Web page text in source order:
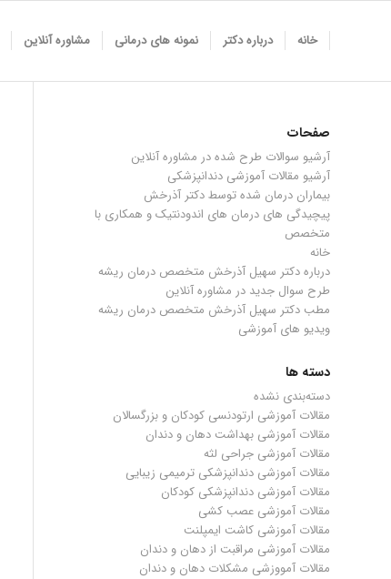
خانه درباره دکتر نمونه های درمانی مشاوره آنلاین
صفحات
آرشیو سوالات طرح شده در مشاوره آنلاین
آرشیو مقالات آموزشی دندانپزشکی
بيماران درمان شده توسط دكتر آذرخش
پیچیدگی های درمان های اندودنتیک و همکاری با
متخصص
خانه
درباره دکتر سهیل آذرخش متخصص درمان ریشه
طرح سوال جدید در مشاوره آنلاین
مطب دکتر سهیل آذرخش متخصص درمان ریشه
ویدیو های آموزشی
دسته ها
دسته‌بندی نشده
مقالات آموزشی ارتودنسی کودکان و بزرگسالان
مقالات آموزشی بهداشت دهان و دندان
مقالات آموزشی جراحی لثه
مقالات آموزشی دندانپزشکی ترمیمی زیبایی
مقالات آموزشی دندانپزشکی کودکان
مقالات آموزشی عصب کشی
مقالات آموزشی کاشت ایمپلنت
مقالات آموزشی مراقبت از دهان و دندان
مقالات آمووزشی مشکلات دهان و دندان